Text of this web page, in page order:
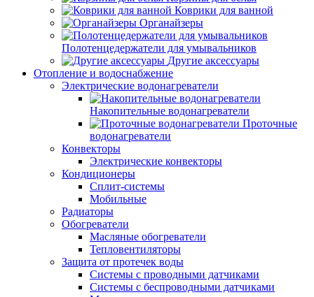
Коврики для ванной
Органайзеры
Полотенцедержатели для умывальников
Другие аксессуары
Отопление и водоснабжение
Электрические водонагреватели
Накопительные водонагреватели
Проточные
водонагреватели
Конвекторы
Электрические конвекторы
Кондиционеры
Сплит-системы
Мобильные
Радиаторы
Обогреватели
Масляные обогреватели
Тепловентиляторы
Защита от протечек воды
Системы с проводными датчиками
Системы с беспроводными датчиками